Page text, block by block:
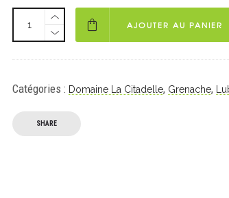
AJOUTER AU PANIER
Catégories : Domaine La Citadelle, Grenache,
SHARE